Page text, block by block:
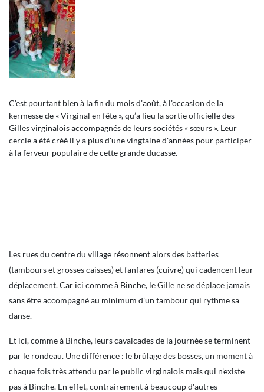
C’est pourtant bien à la fin du mois d’août, à l’occasion de la
kermesse de « Virginal en fête », qu’a lieu la sortie officielle des
Gilles virginalois accompagnés de leurs sociétés « sœurs ». Leur
cercle a été créé il y a plus d'une vingtaine d'années pour participer
à la ferveur populaire de cette grande ducasse.
Les rues du centre du village résonnent alors des batteries
(tambours et grosses caisses) et fanfares (cuivre) qui cadencent leur
déplacement. Car ici comme à Binche, le Gille ne se déplace jamais
sans être accompagné au minimum d’un tambour qui rythme sa
danse.
Et ici, comme à Binche, leurs cavalcades de la journée se terminent
par le rondeau. Une différence : le brûlage des bosses, un moment à
chaque fois très attendu par le public virginalois mais qui n'existe
pas à Binche. En effet, contrairement à beaucoup d'autres